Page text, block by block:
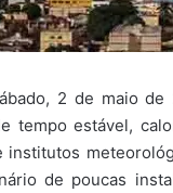
2 de maio
tempo estável,
institutos
de poucas